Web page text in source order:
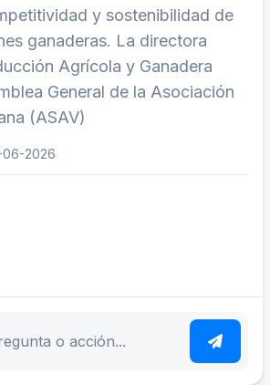
y sostenibilidad de
ganaderas. La directora
Agrícola y Ganadera
General de la Asociación
(ASAV)
06-2026